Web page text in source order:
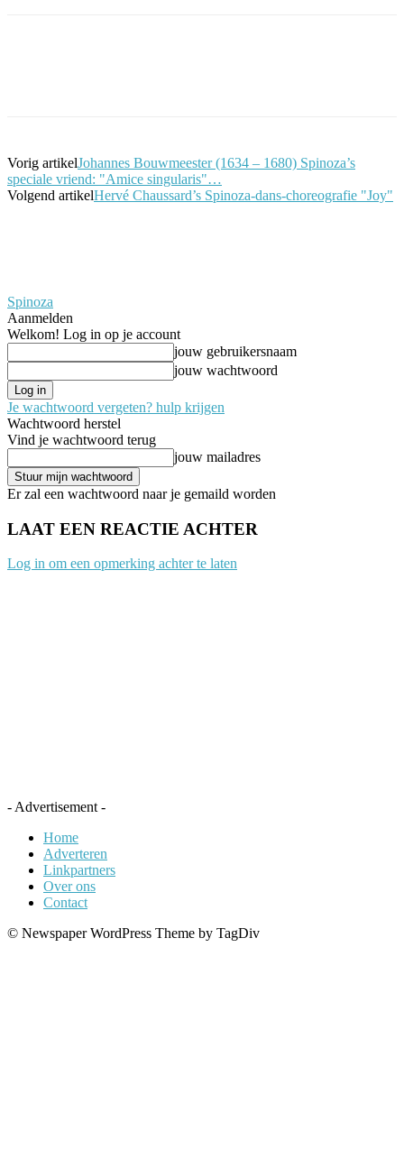
Vorig artikelJohannes Bouwmeester (1634 – 1680) Spinoza’s
speciale vriend: "Amice singularis"…
Volgend artikelHervé Chaussard’s Spinoza-dans-choreografie "Joy"
Spinoza
Aanmelden
Welkom! Log in op je account
jouw gebruikersnaam
jouw wachtwoord
Je wachtwoord vergeten? hulp krijgen
Wachtwoord herstel
Vind je wachtwoord terug
jouw mailadres
Er zal een wachtwoord naar je gemaild worden
LAAT EEN REACTIE ACHTER
Log in om een opmerking achter te laten
- Advertisement -
Home
Adverteren
Linkpartners
Over ons
Contact
© Newspaper WordPress Theme by TagDiv